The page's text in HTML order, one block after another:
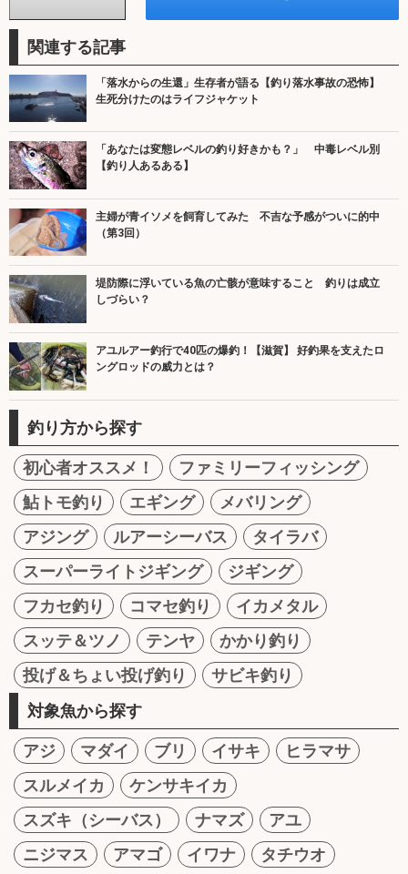
関連する記事
「落水からの生還」生存者が語る【釣り落水事故の恐怖】
生死分けたのはライフジャケット
「あなたは変態レベルの釣り好きかも？」 中毒レベル別
【釣り人あるある】
主婦が青イソメを飼育してみた 不吉な予感がついに的中
（第3回）
堤防際に浮いている魚の亡骸が意味すること 釣りは成立
しづらい？
アユルアー釣行で40匹の爆釣！【滋賀】 好釣果を支えたロ
ングロッドの威力とは？
釣り方から探す
初心者オススメ！
ファミリーフィッシング
鮎トモ釣り
エギング
メバリング
アジング
ルアーシーバス
タイラバ
スーパーライトジギング
ジギング
フカセ釣り
コマセ釣り
イカメタル
スッテ＆ツノ
テンヤ
かかり釣り
投げ＆ちょい投げ釣り
サビキ釣り
対象魚から探す
アジ マダイ ブリ イサキ
ヒラマサ
スルメイカ
ケンサキイカ
スズキ（シーバス）
ナマズ
アユ
ニジマス
アマゴ イワナ
タチウオ